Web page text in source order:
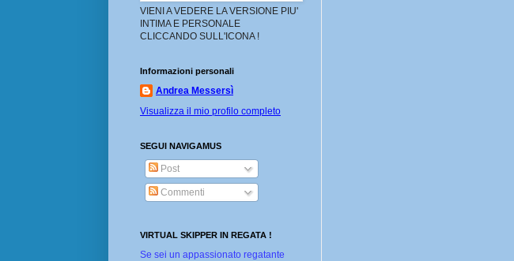
VIENI A VEDERE LA VERSIONE PIU'
INTIMA E PERSONALE
CLICCANDO SULL'ICONA !
Informazioni personali
Andrea Messersì
Visualizza il mio profilo completo
SEGUI NAVIGAMUS
Post
Commenti
VIRTUAL SKIPPER IN REGATA !
Se sei un appassionato regatante